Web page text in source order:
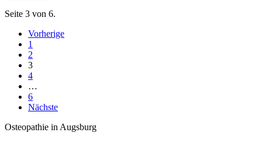
Seite 3 von 6.
Vorherige
1
2
3
4
…
6
Nächste
Osteopathie in Augsburg